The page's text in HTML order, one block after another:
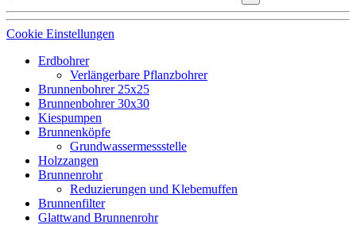
Cookie Einstellungen
Erdbohrer
Verlängerbare Pflanzbohrer
Brunnenbohrer 25x25
Brunnenbohrer 30x30
Kiespumpen
Brunnenköpfe
Grundwassermessstelle
Holzzangen
Brunnenrohr
Reduzierungen und Klebemuffen
Brunnenfilter
Glattwand Brunnenrohr